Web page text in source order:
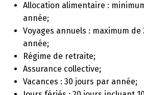
Allocation alimentaire :
année;
Voyages annuels : maximum
année;
Régime de retraite;
Assurance collective;
Vacances : 30 jours par année;